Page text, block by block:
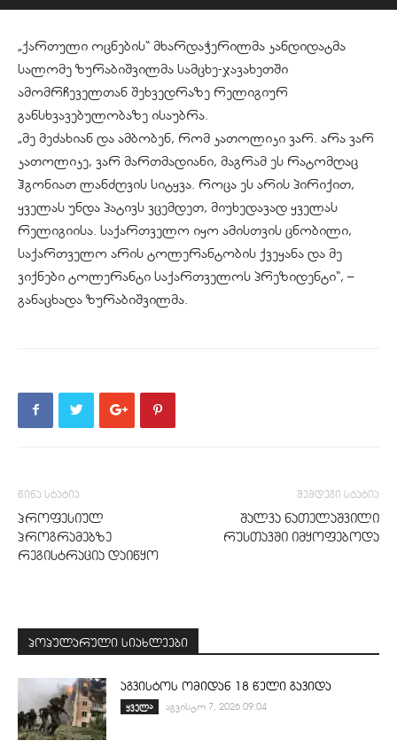
„ქართული ოცნების“ მხარდაჭერილმა კანდიდატმა
სალომე ზურაბიშვილმა სამცხე-ჯავახეთში
ამომრჩეველთან შეხვედრაზე რელიგიურ
განსხვავებულობაზე ისაუბრა.
„მე მეძახიან და ამბობენ, რომ კათოლიკი ვარ. არა ვარ
კათოლიკე, ვარ მართმადიანი, მაგრამ ეს რატომღაც
ჰგონიათ ლანძღვის სიტყვა. როცა ეს არის პირიქით,
ყველას უნდა პატივს ვცემდეთ, მიუხედავად ყველას
რელიგიისა. საქართველო იყო ამისთვის ცნობილი,
საქართველო არის ტოლერანტობის ქვეყანა და მე
ვიქნები ტოლერანტი საქართველოს პრეზიდენტი“, –
განაცხადა ზურაბიშვილმა.
წინა სტატია
პროფესიულ
პროგრამებზე
რეგისტრაცია დაიწყო
შემდეგი სტატია
შალვა ნათელაშვილი
რუსთავში იმყოფებოდა
პოპულარული სიახლეები
აგვისტოს ომიდან 18 წელი გავიდა
ყველა აგვისტო 7, 2026 09:04